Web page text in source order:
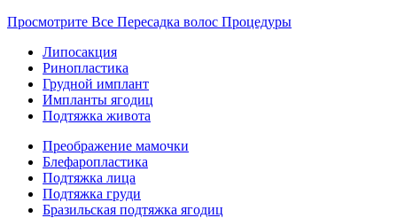
Просмотрите Все Пересадка волос Процедуры
Липосакция
Ринопластика
Грудной имплант
Импланты ягодиц
Подтяжка живота
Преображение мамочки
Блефаропластика
Подтяжка лица
Подтяжка груди
Бразильская подтяжка ягодиц